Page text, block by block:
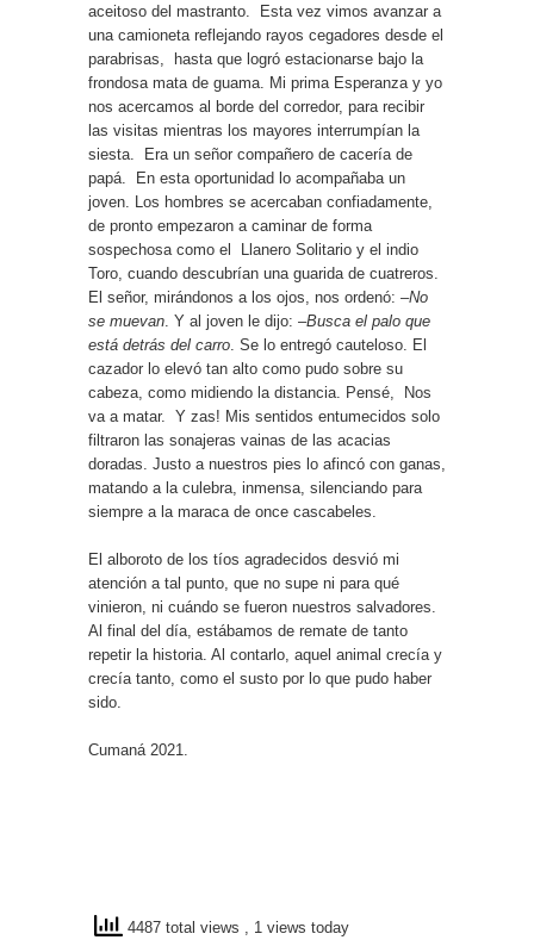
aceitoso del mastranto. Esta vez vimos avanzar a
una camioneta reflejando rayos cegadores desde el
parabrisas, hasta que logró estacionarse bajo la
frondosa mata de guama. Mi prima Esperanza y yo
nos acercamos al borde del corredor, para recibir
las visitas mientras los mayores interrumpían la
siesta. Era un señor compañero de cacería de
papá. En esta oportunidad lo acompañaba un
joven. Los hombres se acercaban confiadamente,
de pronto empezaron a caminar de forma
sospechosa como el Llanero Solitario y el indio
Toro, cuando descubrían una guarida de cuatreros.
El señor, mirándonos a los ojos, nos ordenó: –No
se muevan. Y al joven le dijo: –Busca el palo que
está detrás del carro. Se lo entregó cauteloso. El
cazador lo elevó tan alto como pudo sobre su
cabeza, como midiendo la distancia. Pensé, Nos
va a matar. Y zas! Mis sentidos entumecidos solo
filtraron las sonajeras vainas de las acacias
doradas. Justo a nuestros pies lo afincó con ganas,
matando a la culebra, inmensa, silenciando para
siempre a la maraca de once cascabeles.
El alboroto de los tíos agradecidos desvió mi
atención a tal punto, que no supe ni para qué
vinieron, ni cuándo se fueron nuestros salvadores.
Al final del día, estábamos de remate de tanto
repetir la historia. Al contarlo, aquel animal crecía y
crecía tanto, como el susto por lo que pudo haber
sido.
Cumaná 2021.
4487 total views , 1 views today